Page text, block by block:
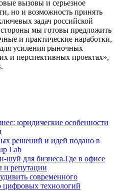
вызовы и серьезное
но и возможность принять
задач российской
мы готовы предложить
и практические наработки,
усиления рыночных
и перспективных проектах»,
юридические особенности
решений и идей подано в
Lab
шуй для бизнеса.Где в офисе
и репутации
современного
цифровых технологий